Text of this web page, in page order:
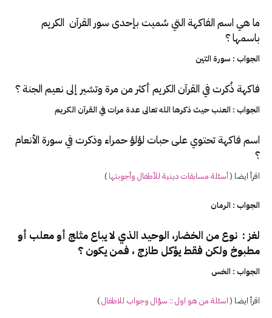
ما هي اسم الفاكهة التي سُميت بإحدى سور القرآن الكريم
باسمها ؟
الجواب : سورة التين
فاكهة ذُكرت في القرآن الكريم أكثر من مرة وتشير إلى نعيم الجنة ؟
الجواب : العنب حيث ذكرها الله تعالى عدة مرات في القرآن الكريم
اسم فاكهة تحتوي على حبات لؤلؤ حمراء وذكرت في سورة الأنعام
؟
اقرأ ايضا (أسئلة مسابقات دينية للأطفال وأجوبتها )
الجواب : الرمان
لغز : نوع من الخضار، الوحيد الذي لا يباع مثلج أو معلب أو
مطبوخ ولكن فقط يؤكل طازج ، فمن يكون ؟
الجواب : الخس
اقرأ ايضا (اسئلة من هو اول :: سؤال وجواب للاطفال)